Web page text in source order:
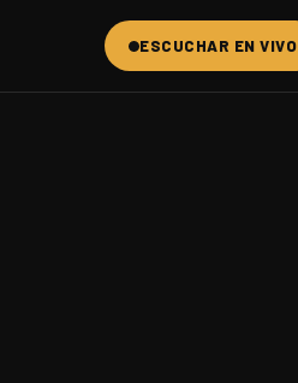
ESCUCHAR EN VIVO